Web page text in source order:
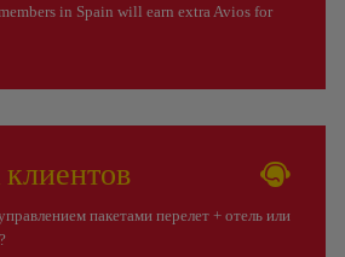
in Spain will earn extra Avios for
пакетами перелет + отель или